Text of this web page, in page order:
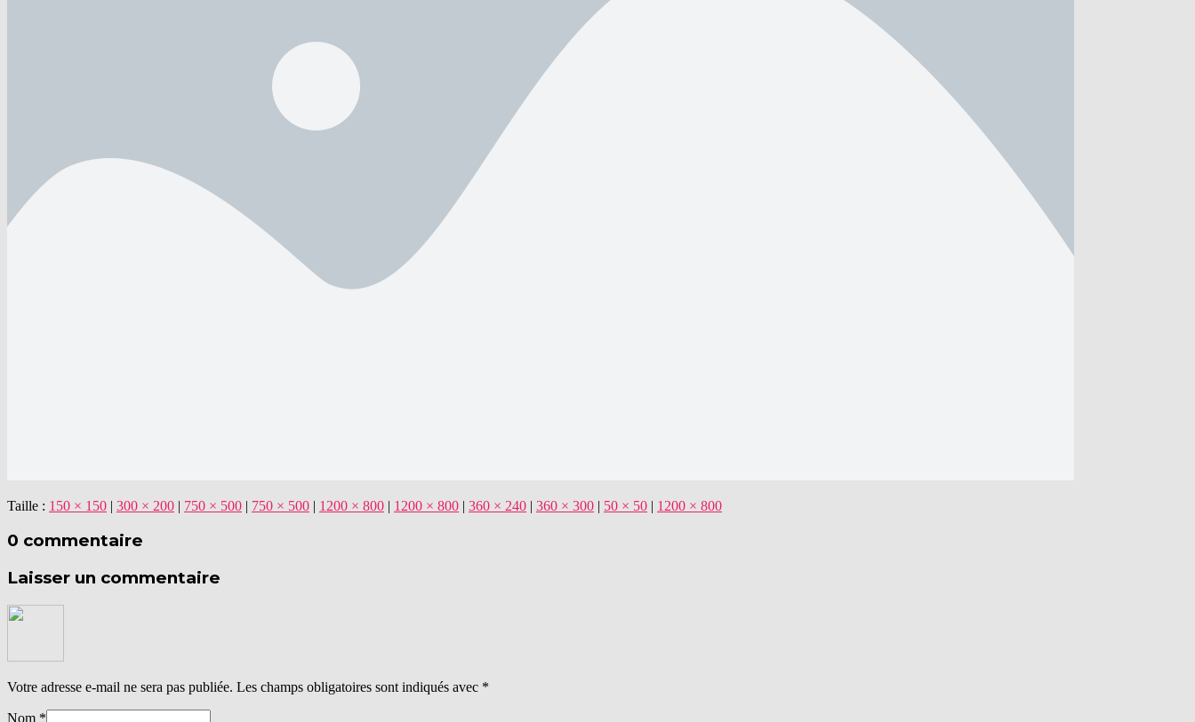
Taille : 150 × 150 | 300 × 200 | 750 × 500 | 750 × 500 | 1200 × 800 | 1200 × 800 | 360 × 240 | 360 × 300 | 50 × 50 | 1200 × 800
0 commentaire
Laisser un commentaire
Votre adresse e-mail ne sera pas publiée. Les champs obligatoires sont indiqués avec *
Nom *